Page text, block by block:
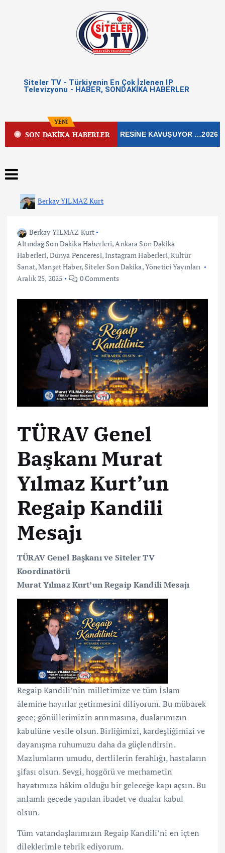
Siteler TV - Türkiyenin En Çok İzlenen IP
Televizyonu - HABER, SONDAKİKA HABERLER
YENİ
SON DAKİKA HABERLER
İŞLEK CADDESİ YENİ ÇEHRESİNE KAVUŞUYOR …2026
Berkay YILMAZ Kurt
Berkay YILMAZ Kurt
Altındağ Son Dakika Haberleri,Ankara Son Dakika
Haberleri, Dünya Penceresi,İnstagram Haberleri,Kültür
Sanat,Manşet Haber, Siteler Son Dakika,Yönetici Yayınları
Aralık 25, 2025
0 Comments
TÜRAV Genel
Başkanı Murat
Yılmaz Kurt’un
Regaip Kandili
Mesajı
TÜRAV Genel Başkanı ve Siteler TV
Koordinatörü
Murat Yılmaz Kurt’un Regaip Kandili Mesajı
Regaip Kandili’nin milletimize ve tüm İslam
âlemine hayırlar getirmesini diliyorum. Bu mübarek
gece; gönüllerimizin arınmasına, dualarımızın
kabulüne vesile olsun. Birliğimizi, kardeşliğimizi ve
dayanışma ruhumuzu daha da güçlendirsin.
Mazlumların umudu, dertlilerin ferahlığı, hastaların
şifası olsun. Sevgi, hoşgörü ve merhametin
hayatımıza hâkim olduğu bir geleceğe kapı açsın. Bu
anlamlı gecede yapılan ibadet ve dualar kabul
olsun.
Tüm vatandaşlarımızın Regaip Kandili’ni en içten
dileklerimle tebrik ediyorum.